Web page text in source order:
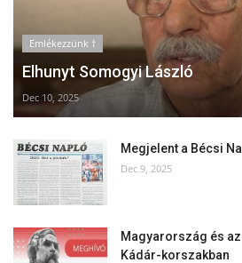
Emlékezzünk †
Elhunyt Somogyi László
Dec 10, 2025
Megjelent a Bécsi
Dec 9, 2025
Magyarország és
Kádár-korszakban